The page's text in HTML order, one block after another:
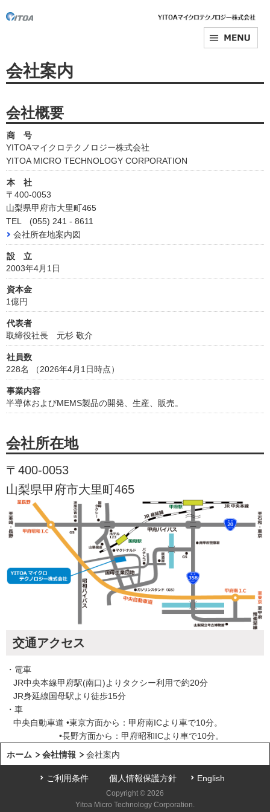
会社案内
会社概要
商 号
YITOAマイクロテクノロジー株式会社
YITOA MICRO TECHNOLOGY CORPORATION
本 社
〒400-0053
山梨県甲府市大里町465
TEL (055) 241 - 8611
会社所在地案内図
設 立
2003年4月1日
資本金
1億円
代表者
取締役社長 元杉 敬介
社員数
228名 （2026年4月1日時点）
事業内容
半導体およびMEMS製品の開発、生産、販売。
会社所在地
〒400-0053
山梨県甲府市大里町465
交通アクセス
・電車
JR中央本線甲府駅(南口)よりタクシー利用で約20分
JR身延線国母駅より徒歩15分
・車
中央自動車道 •東京方面から：甲府南ICより車で10分。
•長野方面から：甲府昭和ICより車で10分。
ホーム
会社情報 会社案内
ご利用条件 個人情報保護方針 English
Copyright © 2026
Yitoa Micro Technology Corporation.